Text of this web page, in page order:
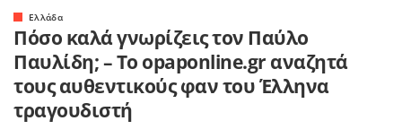
Ελλάδα
Πόσο καλά γνωρίζεις τον Παύλο
Παυλίδη; – Το opaponline.gr αναζητά
τους αυθεντικούς φαν του Έλληνα
τραγουδιστή